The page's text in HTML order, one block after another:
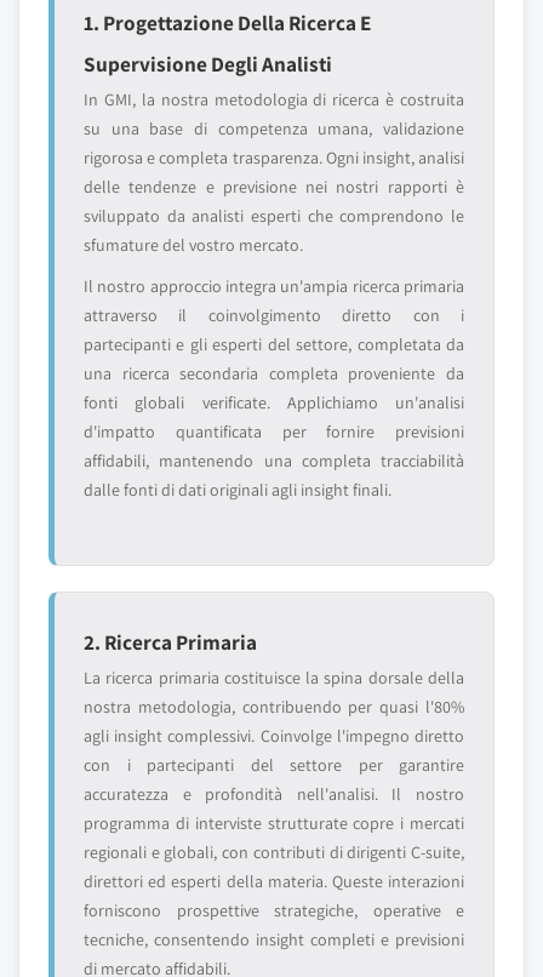
1. Progettazione Della Ricerca E
Supervisione Degli Analisti
In GMI, la nostra metodologia di ricerca è costruita
su una base di competenza umana, validazione
rigorosa e completa trasparenza. Ogni insight, analisi
delle tendenze e previsione nei nostri rapporti è
sviluppato da analisti esperti che comprendono le
sfumature del vostro mercato.
Il nostro approccio integra un'ampia ricerca primaria
attraverso il coinvolgimento diretto con i
partecipanti e gli esperti del settore, completata da
una ricerca secondaria completa proveniente da
fonti globali verificate. Applichiamo un'analisi
d'impatto quantificata per fornire previsioni
affidabili, mantenendo una completa tracciabilità
dalle fonti di dati originali agli insight finali.
2. Ricerca Primaria
La ricerca primaria costituisce la spina dorsale della
nostra metodologia, contribuendo per quasi l'80%
agli insight complessivi. Coinvolge l'impegno diretto
con i partecipanti del settore per garantire
accuratezza e profondità nell'analisi. Il nostro
programma di interviste strutturate copre i mercati
regionali e globali, con contributi di dirigenti C-suite,
direttori ed esperti della materia. Queste interazioni
forniscono prospettive strategiche, operative e
tecniche, consentendo insight completi e previsioni
di mercato affidabili.